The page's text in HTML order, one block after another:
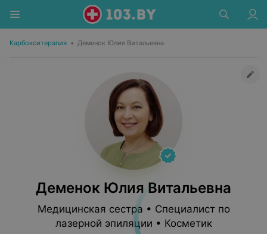
Карбокситерапия • Деменок Юлия Витальевна
Деменок Юлия Витальевна
Медицинская сестра • Специалист по
лазерной эпиляции • Косметик